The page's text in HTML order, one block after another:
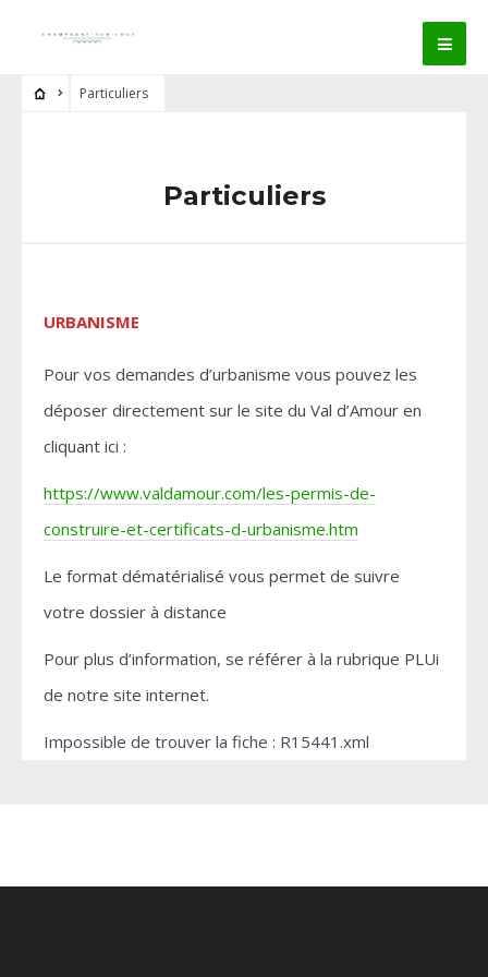
Particuliers
Particuliers
URBANISME
Pour vos demandes d’urbanisme vous pouvez les
déposer directement sur le site du Val d’Amour en
cliquant ici :
https://www.valdamour.com/les-permis-de-
construire-et-certificats-d-urbanisme.htm
Le format dématérialisé vous permet de suivre
votre dossier à distance
Pour plus d’information, se référer à la rubrique PLUi
de notre site internet.
Impossible de trouver la fiche : R15441.xml